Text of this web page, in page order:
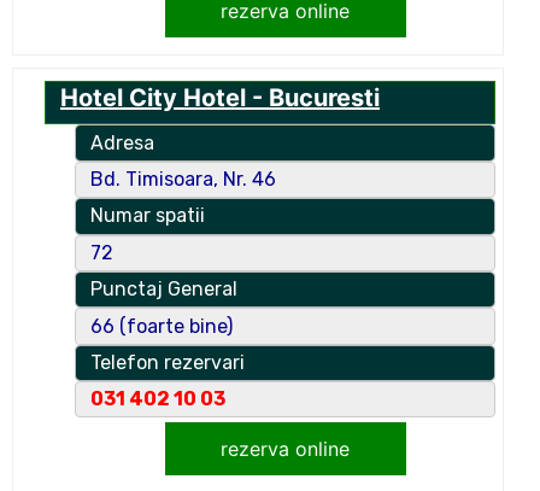
rezerva online
Hotel City Hotel - Bucuresti
Adresa
Bd. Timisoara, Nr. 46
Numar spatii
72
Punctaj General
66 (foarte bine)
Telefon rezervari
031 402 10 03
rezerva online